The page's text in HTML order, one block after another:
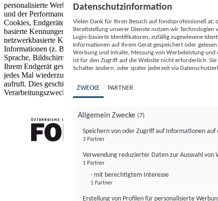
personalisierte Werbung und Inhalte, Messung von Werbeleistung
und der Performance von Inhalten sowie Zielgruppenforschung.
Cookies, Endgeräte- oder ähnliche Online-Kennungen (z. B. login-
basierte Kennungen, zufällig generierte Kennungen,
netzwerkbasierte Kennungen) können zusammen mit anderen
Informationen (z. B. Browsertyp und Browserinformationen,
Sprache, Bildschirmgröße, unterstützte Technologien usw.) auf
Ihrem Endgerät gespeichert oder von dort ausgelesen werden, um es
jedes Mal wiederzuerkennen, wenn es eine App oder einer Webseite
aufruft. Dies geschieht für einen oder mehrere der hier aufgeführten
Verarbeitungszwecke.
Datenschutzinformation
Vielen Dank für Ihren Besuch auf
Bereitstellung unserer Dienste nutzen wir Technologien
Login-basierte Identifikatoren, zufällig zugewiesene
Informationen auf Ihrem Gerät gespeichert oder
Werbung und Inhalte, Messung von Werbeleistung
ist für den Zugriff auf die Website nicht erforderlich.
Schalter ändern, oder später jederzeit via
ZWECKE PARTNER
Allgemein Zwecke (7)
Speichern von oder Zugriff auf Informationen auf
3 Partner
Verwendung reduzierter Daten zur Auswahl von
1 Partner
- mit berechtigtem Interesse
1 Partner
Erstellung von Profilen für personalisierte
FONDS professionell